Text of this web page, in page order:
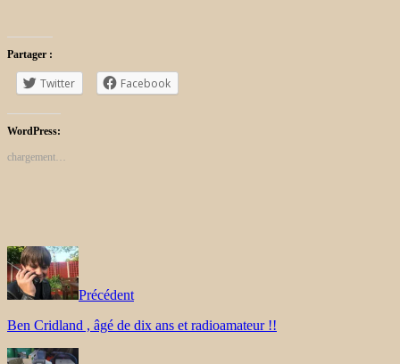
Partager :
Twitter Facebook
WordPress:
chargement…
Précédent
Ben Cridland , âgé de dix ans et radioamateur !!